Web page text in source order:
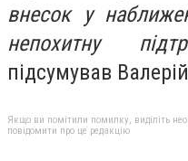
внесок у
непохитну
підсумував
Якщо ви помітили помилку, виділіть
повідомити про це редакцію